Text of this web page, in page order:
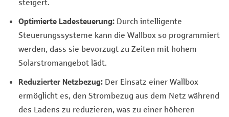
Optimierte Ladesteuerung: Durch intelligente
Steuerungssysteme kann die Wallbox so programmiert
werden, dass sie bevorzugt zu Zeiten mit hohem
Solarstromangebot lädt.
Reduzierter Netzbezug: Der Einsatz einer Wallbox
ermöglicht es, den Strombezug aus dem Netz während
des Ladens zu reduzieren, was zu einer höheren